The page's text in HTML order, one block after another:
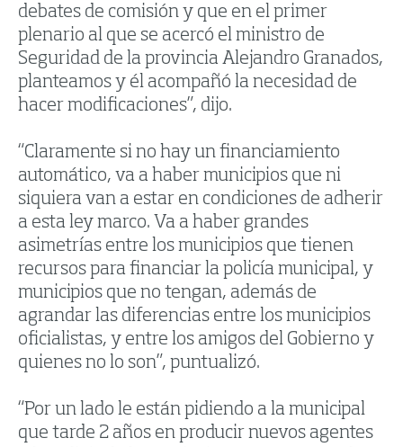
debates de comisión y que en el primer
plenario al que se acercó el ministro de
Seguridad de la provincia Alejandro Granados,
planteamos y él acompañó la necesidad de
hacer modificaciones”, dijo.
“Claramente si no hay un financiamiento
automático, va a haber municipios que ni
siquiera van a estar en condiciones de adherir
a esta ley marco. Va a haber grandes
asimetrías entre los municipios que tienen
recursos para financiar la policía municipal, y
municipios que no tengan, además de
agrandar las diferencias entre los municipios
oficialistas, y entre los amigos del Gobierno y
quienes no lo son”, puntualizó.
“Por un lado le están pidiendo a la municipal
que tarde 2 años en producir nuevos agentes